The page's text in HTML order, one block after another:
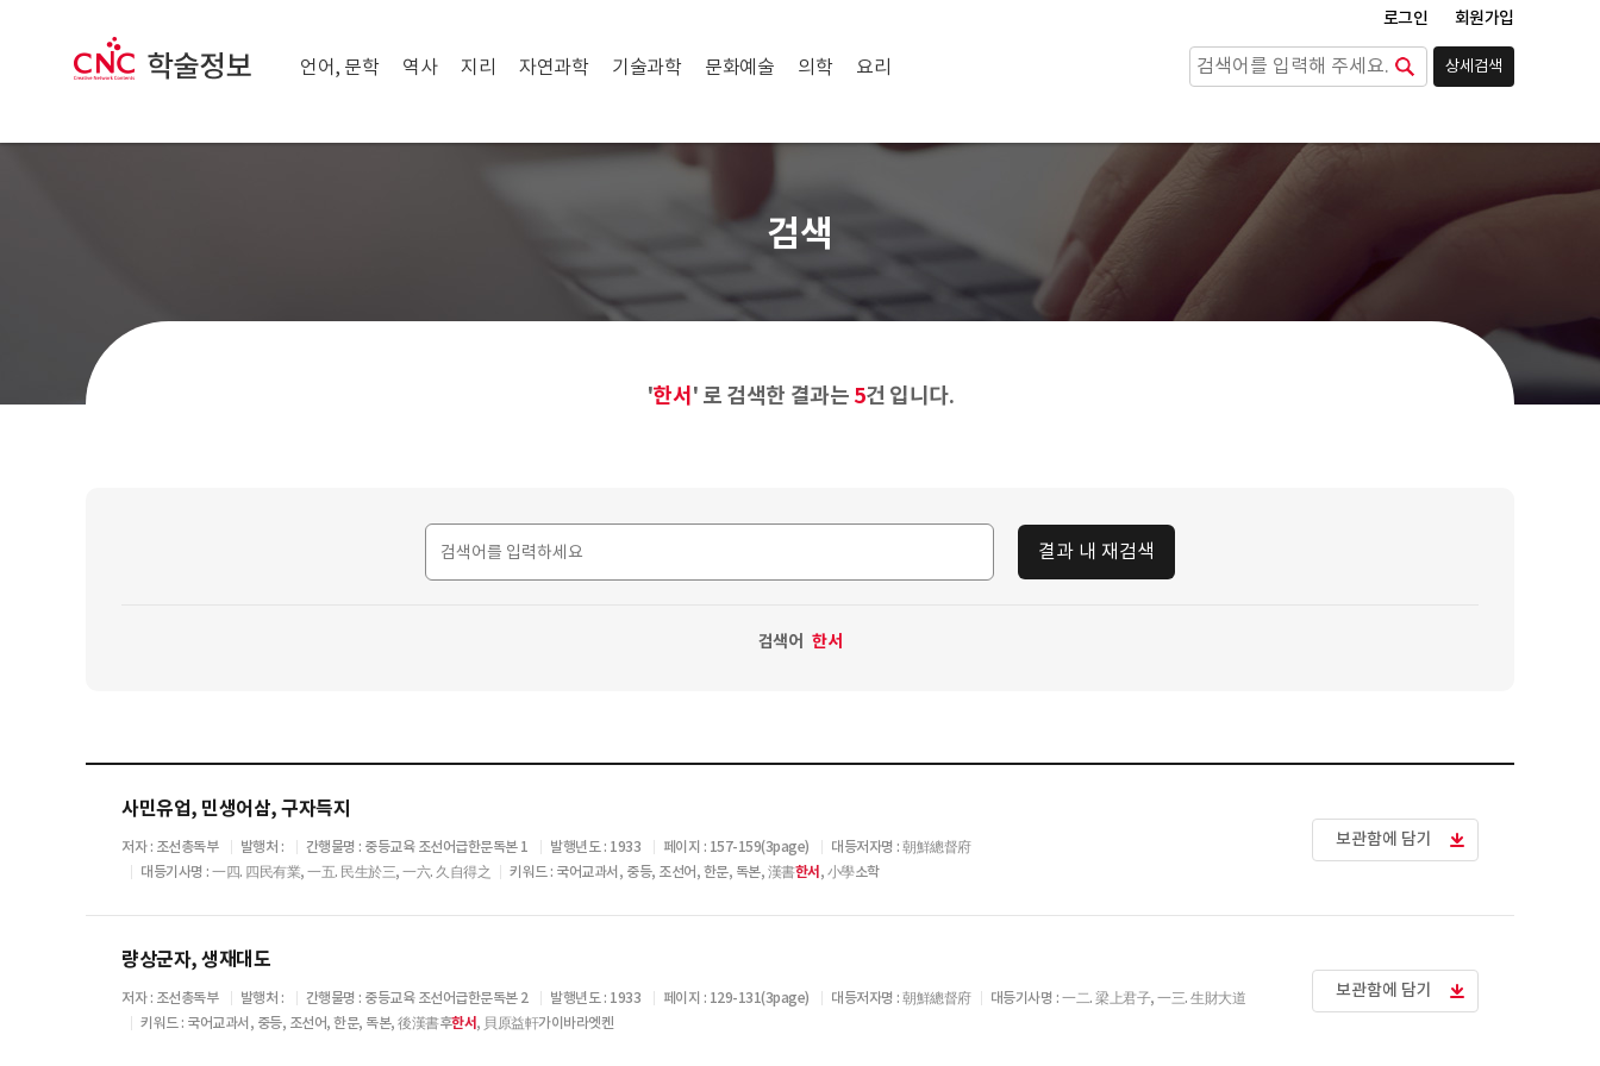
메뉴 열기
로그인 회원가입
언어, 문학 역사 지리 자연과학 기술과학 문화예술 의학 요리 검색 상세검색
검색
'한서 ' 로 검색한 결과는 5건 입니다.
결과 내 재검색
검색어 한서
사민유업, 민생어삼, 구자득지
저자 : 조선총독부 발행처 : 간행물명 : 중등교육 조선어급한문독본 1 발행년도 : 1933 페이지 : 157-159(3page)
대등저자명 : 朝鮮總督府
대등기사명 : 一四. 四民有業, 一五. 民生於三, 一六. 久自得之
키워드 : 국어교과서, 중등, 조선어, 한문, 독본, 漢書한서 , 小學소학
보관함에 담기
량상군자, 생재대도
저자 : 조선총독부 발행처 : 간행물명 : 중등교육 조선어급한문독본 2 발행년도 : 1933 페이지 : 129-131(3page) 대등저자명 : 朝鮮總督府
대등기사명 : 一二. 梁上君子, 一三. 生財大道
키워드 : 국어교과서, 중등, 조선어, 한문, 독본, 後漢書후한서 , 貝原益軒가이바라엣켄
보관함에 담기